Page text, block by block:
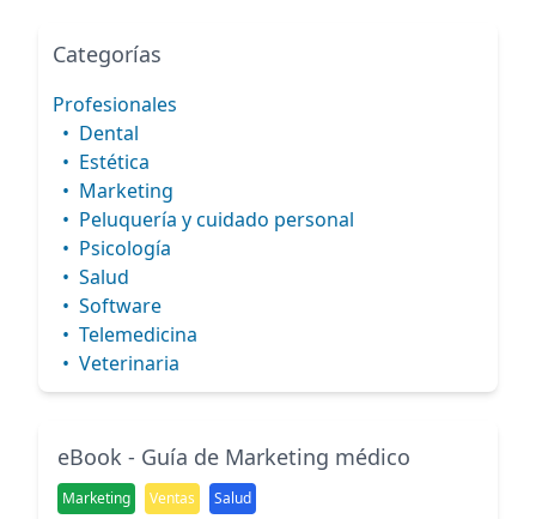
Categorías
Profesionales
• Dental
• Estética
• Marketing
• Peluquería y cuidado personal
• Psicología
• Salud
• Software
• Telemedicina
• Veterinaria
eBook - Guía de Marketing médico
Marketing Ventas Salud